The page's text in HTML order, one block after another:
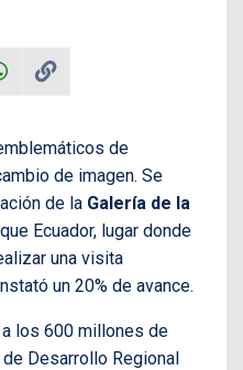
de
de imagen. Se
de la Galería de la
Ecuador, lugar donde
una visita
un 20% de avance.
los 600 millones de
Desarrollo Regional